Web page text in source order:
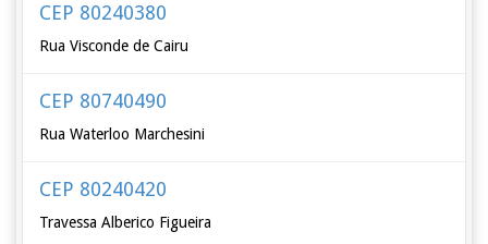
CEP 80240380
Rua Visconde de Cairu
CEP 80740490
Rua Waterloo Marchesini
CEP 80240420
Travessa Alberico Figueira